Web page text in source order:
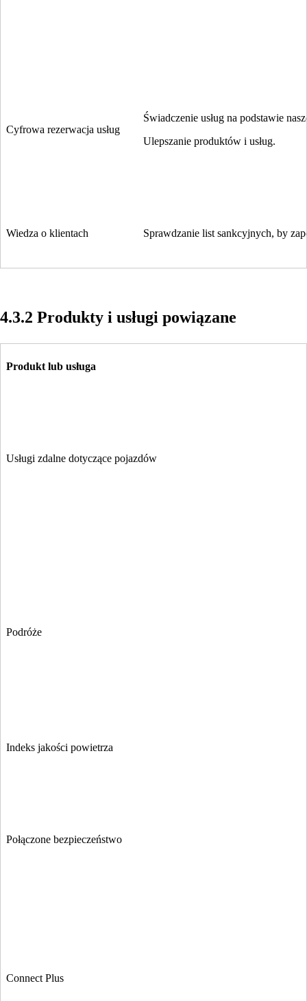
Cyfrowa rezerwacja usług
Świadczenie usług na podstawie
Ulepszanie produktów i usług.
Wiedza o klientach Sprawdzanie list sankcyjnych, by
4.3.2 Produkty i usługi powiązane
Produkt lub usługa
Usługi zdalne dotyczące pojazdów
Podróże
Indeks jakości powietrza
Połączone bezpieczeństwo
Connect Plus